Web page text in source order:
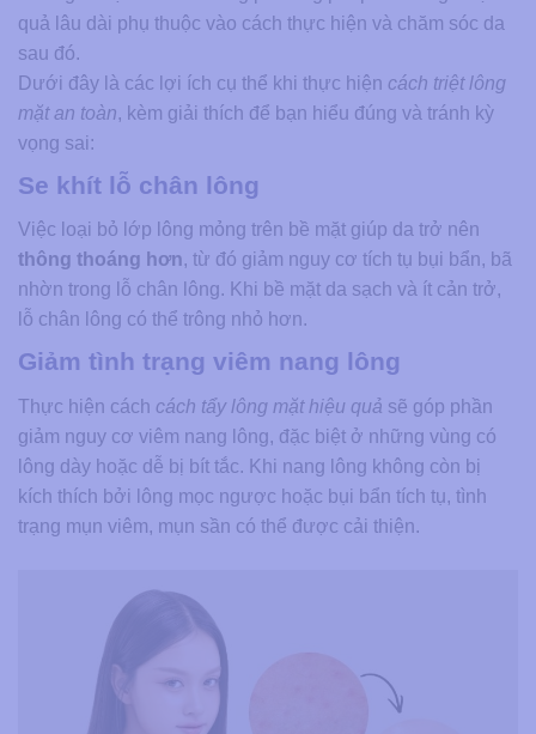
quả lâu dài phụ thuộc vào cách thực hiện và chăm sóc da
sau đó.
Dưới đây là các lợi ích cụ thể khi thực hiện cách triệt lông
mặt an toàn​, kèm giải thích để bạn hiểu đúng và tránh kỳ
vọng sai:
Se khít lỗ chân lông
Việc loại bỏ lớp lông mỏng trên bề mặt giúp da trở nên
thông thoáng hơn, từ đó giảm nguy cơ tích tụ bụi bẩn, bã
nhờn trong lỗ chân lông. Khi bề mặt da sạch và ít cản trở,
lỗ chân lông có thể trông nhỏ hơn.
Giảm tình trạng viêm nang lông
Thực hiện cách cách tẩy lông mặt hiệu quả sẽ góp phần
giảm nguy cơ viêm nang lông, đặc biệt ở những vùng có
lông dày hoặc dễ bị bít tắc. Khi nang lông không còn bị
kích thích bởi lông mọc ngược hoặc bụi bẩn tích tụ, tình
trạng mụn viêm, mụn sần có thể được cải thiện.